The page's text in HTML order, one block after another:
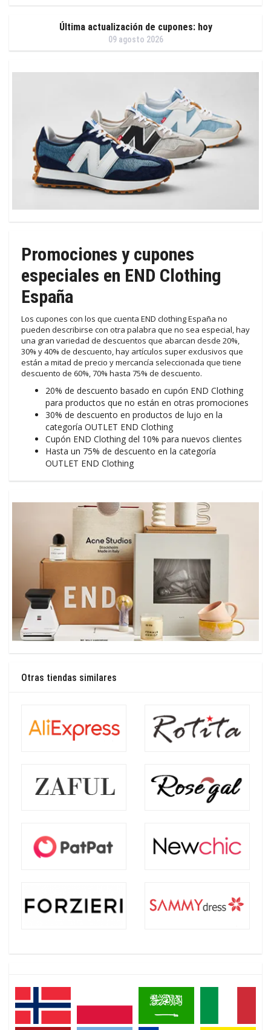
Última actualización de cupones: hoy
09 agosto 2026
Promociones y cupones
especiales en END Clothing
España
Los cupones con los que cuenta END clothing España no
pueden describirse con otra palabra que no sea especial, hay
una gran variedad de descuentos que abarcan desde 20%,
30% y 40% de descuento, hay artículos super exclusivos que
están a mitad de precio y mercancía seleccionada que tiene
descuento de 60%, 70% hasta 75% de descuento.
20% de descuento basado en cupón END Clothing
para productos que no están en otras promociones
30% de descuento en productos de lujo en la
categoría OUTLET END Clothing
Cupón END Clothing del 10% para nuevos clientes
Hasta un 75% de descuento en la categoría
OUTLET END Clothing
Otras tiendas similares